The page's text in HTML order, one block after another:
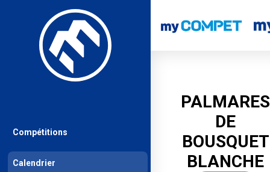
PALMARES
DE
BOUSQUET
BLANCHE
Compétitions
Calendrier